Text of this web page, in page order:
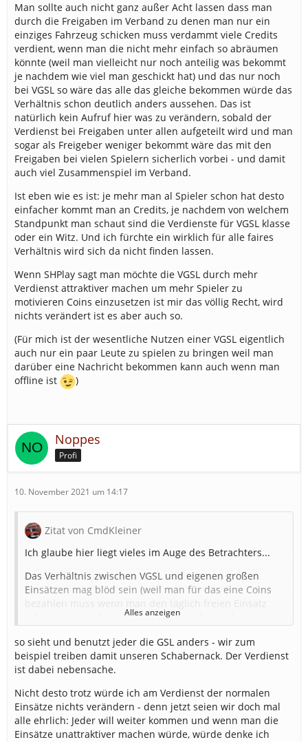
Man sollte auch nicht ganz außer Acht lassen dass man
durch die Freigaben im Verband zu denen man nur ein
einziges Fahrzeug schicken muss verdammt viele Credits
verdient, wenn man die nicht mehr einfach so abräumen
könnte (weil man vielleicht nur noch anteilig was bekommt
je nachdem wie viel man geschickt hat) und das nur noch
bei VGSL so wäre das alle das gleiche bekommen würde das
Verhältnis schon deutlich anders aussehen. Das ist
natürlich kein Aufruf hier was zu verändern, sobald der
Verdienst bei Freigaben unter allen aufgeteilt wird und man
sogar als Freigeber weniger bekommt wäre das mit den
Freigaben bei vielen Spielern sicherlich vorbei - und damit
auch viel Zusammenspiel im Verband.
Ist eben wie es ist: je mehr man al Spieler schon hat desto
einfacher kommt man an Credits, je nachdem von welchem
Standpunkt man schaut sind die Verdienste für VGSL klasse
oder ein Witz. Und ich fürchte ein wirklich für alle faires
Verhältnis wird sich da nicht finden lassen.
Wenn SHPlay sagt man möchte die VGSL durch mehr
Verdienst attraktiver machen um mehr Spieler zu
motivieren Coins einzusetzen ist mir das völlig Recht, wird
nichts verändert ist es aber auch so.
(Für mich ist der wesentliche Nutzen einer VGSL eigentlich
auch nur ein paar Leute zu spielen zu bringen weil man
darüber eine Nachricht bekommen kann auch wenn man
offline ist
)
Noppes
Profi
10. November 2021 um 14:17
Zitat von CmdKleiner
Ich glaube hier liegt vieles im Auge des Betrachters...
Das Verhältnis zwischen VGSL und eigenen großen
Einsätzen mag blöd sein (weil man für das eine Coins
schon gestartet hat), andererseits sind manche
"Großeinsätze".
Ich verdiene auch am meisten wenn ich einfach nur für
nicht alle möglichen Einsätze freigeschaltet hat und
dazu noch in einem kleinen Verband ist mag das
allerdings anders sehen.
Alles anzeigen
so sieht und benutzt jeder die GSL anders - wir zum
beispiel treiben damit unseren Schabernack. Der Verdienst
ist dabei nebensache.
Nicht desto trotz würde ich am Verdienst der normalen
Einsätze nichts verändern - denn jetzt seien wir doch mal
alle ehrlich: Jeder will weiter kommen und wenn man die
Einsätze unattraktiver machen würde, würde denke ich